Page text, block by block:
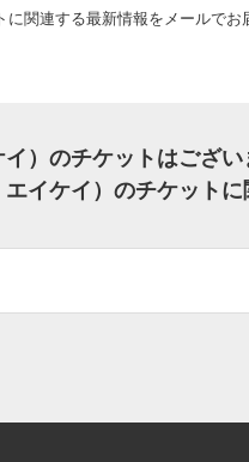
関連する最新情報をメールでお
）のチケットはござい
イケイ）のチケット